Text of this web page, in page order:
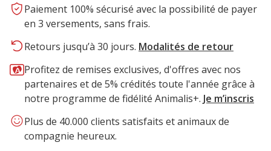
Paiement 100% sécurisé avec la possibilité de payer
en 3 versements, sans frais.
Retours jusqu’à 30 jours. Modalités de retour
Profitez de remises exclusives, d'offres avec nos
partenaires et de 5% crédités toute l'année grâce à
notre programme de fidélité Animalis+. Je m’inscris
Plus de 40.000 clients satisfaits et animaux de
compagnie heureux.